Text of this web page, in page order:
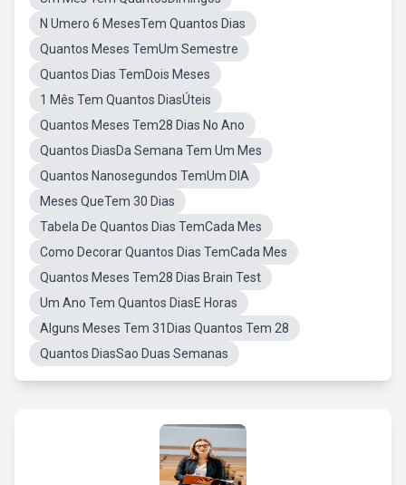
N Umero 6 MesesTem Quantos Dias
Quantos Meses TemUm Semestre
Quantos Dias TemDois Meses
1 Mês Tem Quantos DiasÚteis
Quantos Meses Tem28 Dias No Ano
Quantos DiasDa Semana Tem Um Mes
Quantos Nanosegundos TemUm DIA
Meses QueTem 30 Dias
Tabela De Quantos Dias TemCada Mes
Como Decorar Quantos Dias TemCada Mes
Quantos Meses Tem28 Dias Brain Test
Um Ano Tem Quantos DiasE Horas
Alguns Meses Tem 31Dias Quantos Tem 28
Quantos DiasSao Duas Semanas